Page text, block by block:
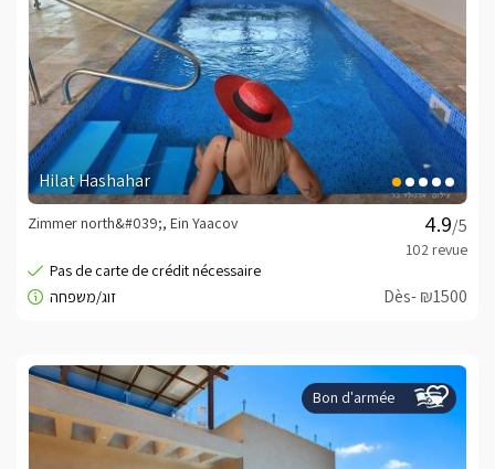
Hilat Hashahar
/5
Zimmer north&#039;, Ein Yaacov
Dès- ₪1500
Bon d'armée